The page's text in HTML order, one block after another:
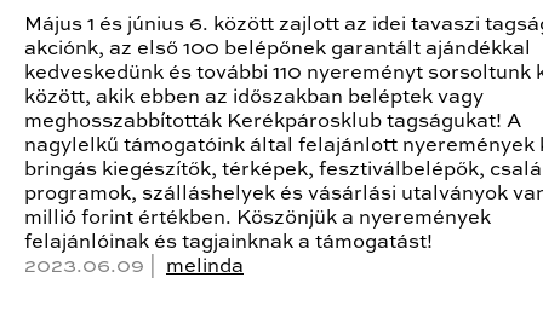
Május 1 és június 6. között zajlott az idei tavaszi
akciónk, az első 100 belépőnek garantált ajándékkal
kedveskedünk és további 110 nyereményt sorsoltunk
között, akik ebben az időszakban beléptek vagy
meghosszabbították Kerékpárosklub tagságukat! A
nagylelkű támogatóink által felajánlott nyeremények
bringás kiegészítők, térképek, fesztiválbelépők,
programok, szálláshelyek és vásárlási utalványok
millió forint értékben. Köszönjük a nyeremények
felajánlóinak és tagjainknak a támogatást!
2023.06.09 | melinda